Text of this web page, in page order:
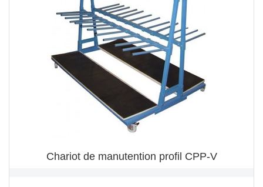
Chariot de manutention profil CPP-V